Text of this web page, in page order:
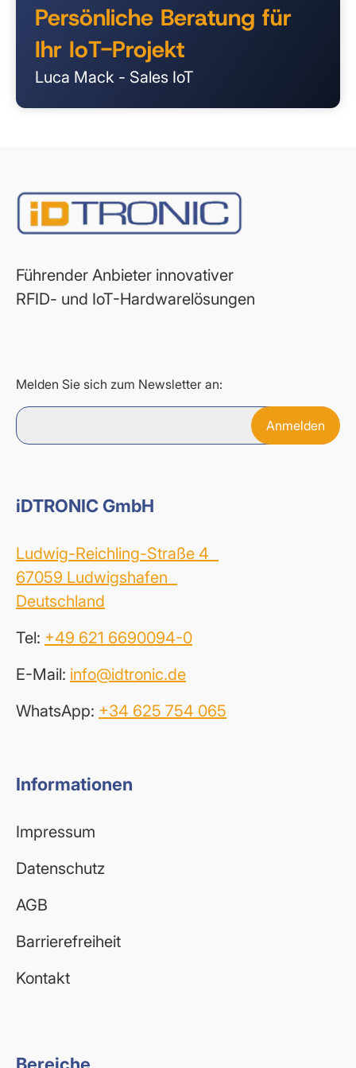
Persönliche Beratung für
Ihr IoT-Projekt
Luca Mack - Sales IoT
Führender Anbieter innovativer
RFID- und IoT-Hardwarelösungen
Melden Sie sich zum Newsletter an:
iDTRONIC GmbH
Ludwig-Reichling-Straße 4
67059 Ludwigshafen
Deutschland
Tel: +49 621 6690094-0
E-Mail: info@idtronic.de
WhatsApp: +34 625 754 065
Informationen
Impressum
Datenschutz
AGB
Barrierefreiheit
Kontakt